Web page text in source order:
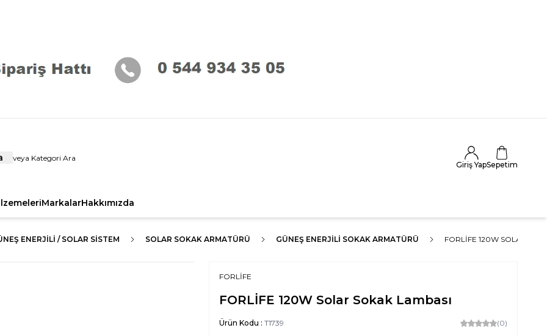
Giriş YapSepetim
MarkalarHakkımızda
ENERJİLİ / SOLAR SİSTEM SOLAR SOKAK ARMATÜRÜ GÜNEŞ ENERJILI SOKAK ARMATÜRÜ FORLİFE 120W SOLAR
FORLİFE
FORLİFE 120W Solar Sokak Lambası
Ürün Kodu : T1739 (0)